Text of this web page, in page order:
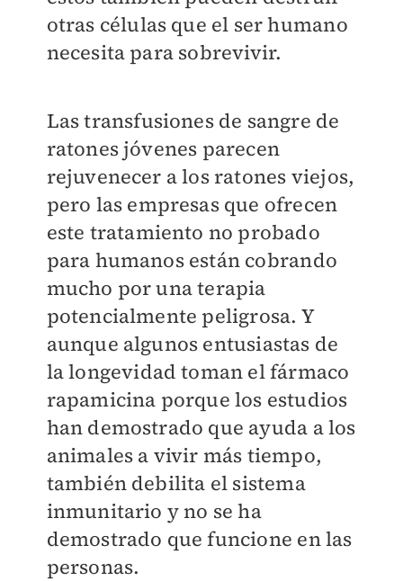
otras células que el ser humano
necesita para sobrevivir.
Las transfusiones de sangre de
ratones jóvenes parecen
rejuvenecer a los ratones viejos,
pero las empresas que ofrecen
este tratamiento no probado
para humanos están cobrando
mucho por una terapia
potencialmente peligrosa. Y
aunque algunos entusiastas de
la longevidad toman el fármaco
rapamicina porque los estudios
han demostrado que ayuda a los
animales a vivir más tiempo,
también debilita el sistema
inmunitario y no se ha
demostrado que funcione en las
personas.